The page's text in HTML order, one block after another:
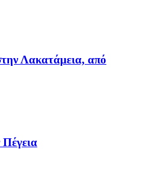
Λακατάμεια, από
Πέγεια